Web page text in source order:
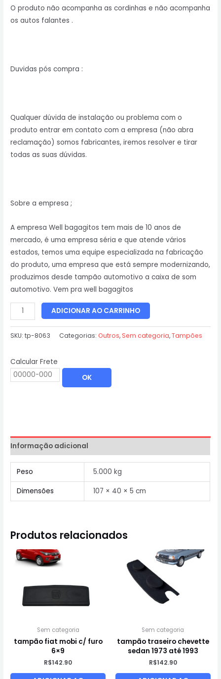
O produto não acompanha as cordinhas e não acompanha
os autos falantes .
Duvidas pós compra :
Qualquer dúvida de instalação ou problema com o
produto entrar em contato com a empresa (não abra
reclamação) somos fabricantes, iremos resolver e tirar
todas as suas dúvidas.
Sobre a empresa ;
A empresa Well bagagitos tem mais de 10 anos de
mercado, é uma empresa séria e que atende vários
estados, temos uma equipe especializada na fabricação
do produto, uma empresa que está sempre modernizando,
produzimos desde tampão automotivo a caixa de som
automotivo. Vem pra well bagagitos
ADICIONAR AO CARRINHO
SKU:tp-8063 Categorias:Outros, Sem categoria,Tampões
Calcular Frete
OK
Informação adicional
Peso 5.000 kg
Dimensões 107 × 40 × 5 cm
Produtos relacionados
Sem categoria
tampão fiat mobi c/ furo
6×9
R$142.90
Sem categoria
tampão traseiro chevette
sedan 1973 até 1993
R$142.90